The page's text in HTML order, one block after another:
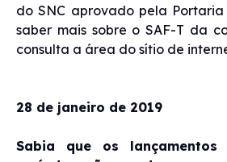
do SNC aprovado pela Portaria
saber mais sobre o SAF-T da
consulta a área do sítio de
28 de janeiro de 2019
Sabia que os